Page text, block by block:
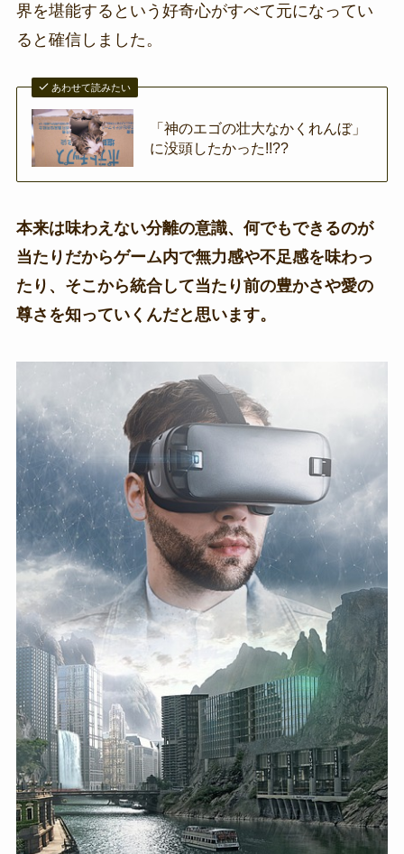
界を堪能するという好奇心がすべて元になってい
ると確信しました。
あわせて読みたい
「神のエゴの壮大なかくれんぼ」
に没頭したかった!!??
本来は味わえない分離の意識、何でもできるのが
当たりだからゲーム内で無力感や不足感を味わっ
たり、そこから統合して当たり前の豊かさや愛の
尊さを知っていくんだと思います。